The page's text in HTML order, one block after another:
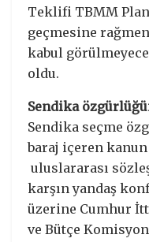
Teklifi TBMM Plan
geçmesine
kabul
oldu.
Sendika
Sendika seçme
baraj içeren
uluslararası
karşın yandaş
üzerine Cumhur
ve Bütçe